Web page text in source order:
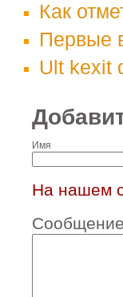
Как
Первые
Ult kexit
Имя
На нашем
Сообщение